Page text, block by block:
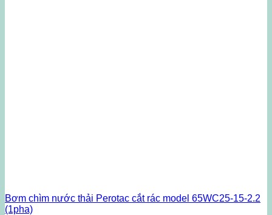
Bơm chìm nước thải Perotac cắt rác model 65WC25-15-2.2
(1pha)